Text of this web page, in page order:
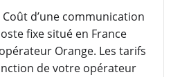
d’une communication
fixe situé en France
Orange. Les tarifs
de votre opérateur